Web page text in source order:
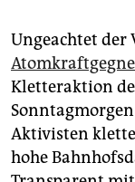
Ungeachtet der
Kletteraktion
Aktivisten
hohe